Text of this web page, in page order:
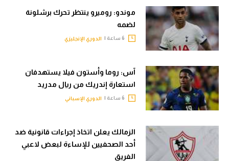
موندو: روميرو ينتظر تحرك برشلونة
لضمه
الدوري الإنجليزي
آس: روما وأستون فيلا يستهدفان
استعارة إندريك من ريال مدريد
الدوري الإسباني
الزمالك يعلن اتخاذ إجراءات قانونية ضد
أحد الصحفيين للإساءة لبعض لاعبي
الفريق